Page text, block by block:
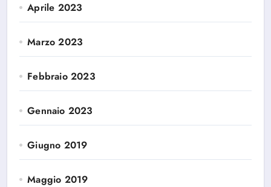
Aprile 2023
Marzo 2023
Febbraio 2023
Gennaio 2023
Giugno 2019
Maggio 2019